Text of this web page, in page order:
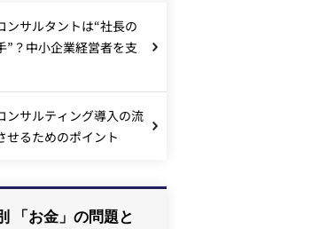
ンサルタントは“社長の
”？中小企業経営者を支
ンサルティング導入の流
せるためのポイント
「お金」の問題と